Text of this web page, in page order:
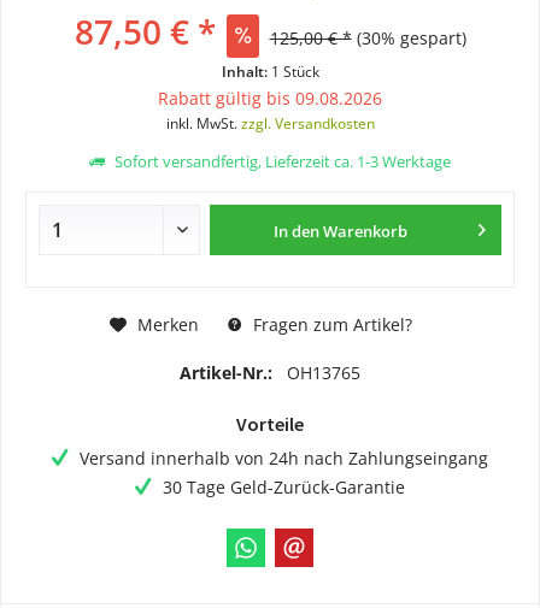
87,50 € * 125,00 € * (30% gespart)
Inhalt: 1 Stück
Rabatt gültig bis 09.08.2026
inkl. MwSt.zzgl. Versandkosten
Sofort versandfertig, Lieferzeit ca. 1-3 Werktage
In denWarenkorb
Merken Fragen zum Artikel?
Artikel-Nr.: OH13765
Vorteile
Versand innerhalb von 24h nach Zahlungseingang
30 Tage Geld-Zurück-Garantie